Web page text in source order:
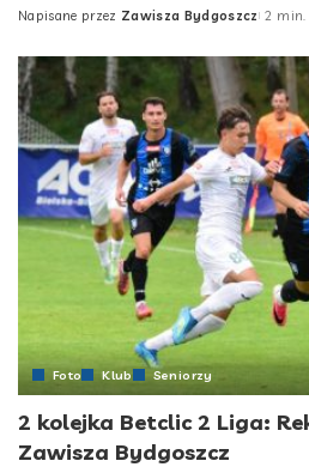
Posted
Napisane przez Zawisza Bydgoszcz 2 min.
Foto Klub Seniorzy
2 kolejka Betclic 2 Liga:
Zawisza Bydgoszcz